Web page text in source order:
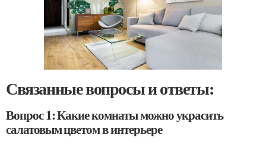
Связанные вопросы и ответы:
Вопрос 1: Какие комнаты можно украсить
салатовым цветом в интерьере